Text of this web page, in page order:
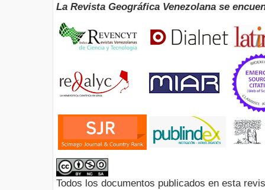
La Revista Geográfica Venezolana se
Todos los documentos publicados en esta